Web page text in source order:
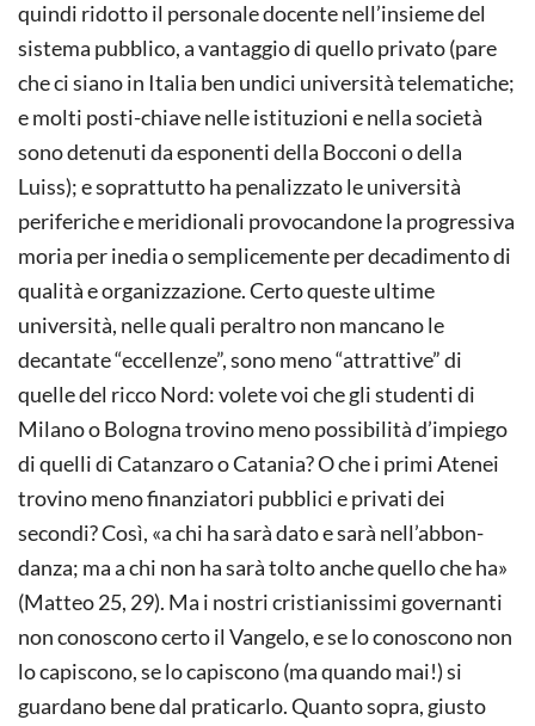
quindi ridotto il personale docente nell’insieme del
sistema pubblico, a vantaggio di quello privato (pare
che ci siano in Italia ben undici università telematiche;
e molti posti-chiave nelle istituzioni e nella società
sono detenuti da esponenti della Bocconi o della
Luiss); e soprat­tutto ha penalizzato le università
periferiche e meridionali provocandone la progressiva
mo­ria per inedia o semplicemente per decadimento di
qualità e organizzazione. Certo queste ultime
università, nelle quali peraltro non mancano le
decantate “eccellenze”, sono meno “attrattive” di
quelle del ricco Nord: volete voi che gli studenti di
Milano o Bologna trovino meno possibilità d’impiego
di quelli di Catanzaro o Catania? O che i primi Atenei
trovino meno finanziatori pubblici e privati dei
secondi? Così, «a chi ha sarà dato e sarà nell’abbon­
danza; ma a chi non ha sarà tolto anche quello che ha»
(Matteo 25, 29). Ma i nostri cristia­nissimi governanti
non conoscono certo il Vangelo, e se lo conoscono non
lo capiscono, se lo capiscono (ma quando mai!) si
guardano bene dal praticarlo. Quanto sopra, giusto